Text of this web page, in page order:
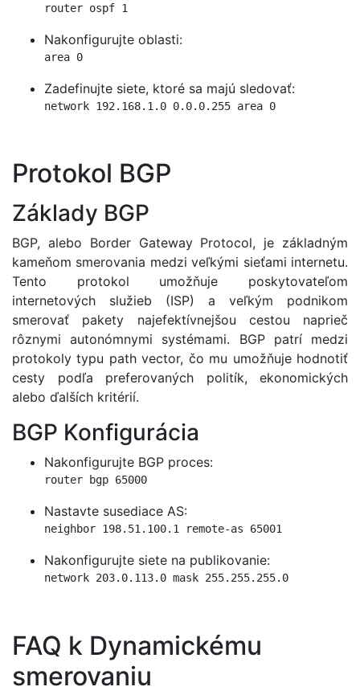
router ospf 1
Nakonfigurujte oblasti:
area 0
Zadefinujte siete, ktoré sa majú sledovať:
network 192.168.1.0 0.0.0.255 area 0
Protokol BGP
Základy BGP
BGP, alebo Border Gateway Protocol, je základným
kameňom smerovania medzi veľkými sieťami internetu.
Tento protokol umožňuje poskytovateľom
internetových služieb (ISP) a veľkým podnikom
smerovať pakety najefektívnejšou cestou naprieč
rôznymi autonómnymi systémami. BGP patrí medzi
protokoly typu path vector, čo mu umožňuje hodnotiť
cesty podľa preferovaných politík, ekonomických
alebo ďalších kritérií.
BGP Konfigurácia
Nakonfigurujte BGP proces:
router bgp 65000
Nastavte susediace AS:
neighbor 198.51.100.1 remote-as 65001
Nakonfigurujte siete na publikovanie:
network 203.0.113.0 mask 255.255.255.0
FAQ k Dynamickému
smerovaniu